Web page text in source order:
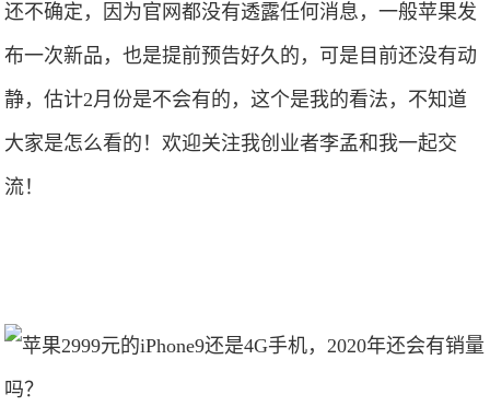
还不确定，因为官网都没有透露任何消息，一般苹果发
布一次新品，也是提前预告好久的，可是目前还没有动
静，估计2月份是不会有的，这个是我的看法，不知道
大家是怎么看的！欢迎关注我创业者李孟和我一起交
流！